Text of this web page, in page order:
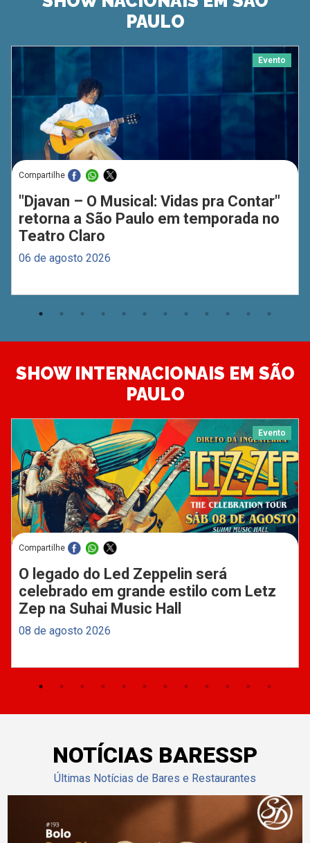
PAULO
Evento
Compartilhe
"Djavan – O Musical: Vidas pra Contar"
retorna a São Paulo em temporada no
Teatro Claro
06 de agosto 2026
SHOW INTERNACIONAIS EM SÃO
PAULO
Evento
Compartilhe
O legado do Led Zeppelin será
celebrado em grande estilo com Letz
Zep na Suhai Music Hall
08 de agosto 2026
NOTÍCIAS BARESSP
Últimas Notícias de Bares e Restaurantes